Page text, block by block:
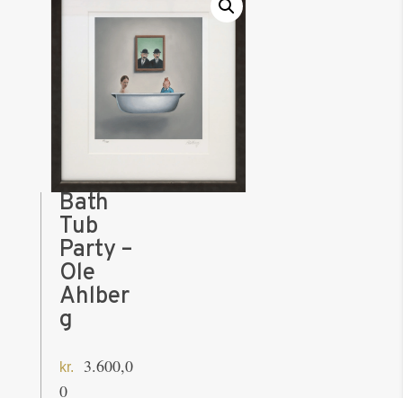
Bath
Tub
Party –
Ole
Ahlber
g
kr.
3.600,0
0